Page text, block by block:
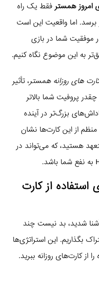
امروز همستر فقط یک راه
برسد. اما واقعیت این است
موفقیت شما در بازی
به این موضوع نگاه کنیم.
های روزانه همستر، تأثیر
پروفیت شما بالاتر
بزرگ‌تر در آینده
از این کارت‌ها نشان
هستید، که می‌تواند در
استفاده از کارت
شدید، بد نیست چند
بگذاریم. این استراتژی‌ها
از کارت‌های روزانه ببرید.